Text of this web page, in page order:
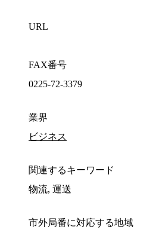
URL
FAX番号
0225-72-3379
業界
ビジネス
関連するキーワード
物流, 運送
市外局番に対応する地域